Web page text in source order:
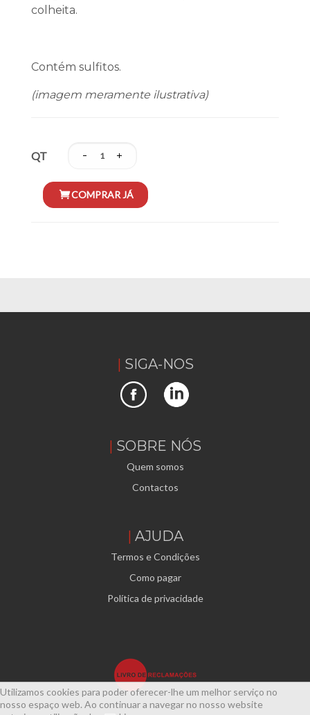
colheita.
Contém sulfitos.
(imagem meramente ilustrativa)
QT
SIGA-NOS
SOBRE NÓS
Quem somos
Contactos
AJUDA
Termos e Condições
Como pagar
Política de privacidade
Utilizamos cookies para poder oferecer-lhe um melhor serviço no
nosso espaço web. Ao continuar a navegar no nosso website